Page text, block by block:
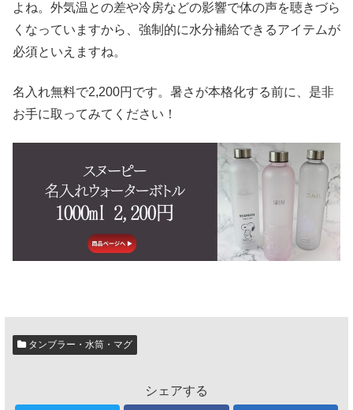
よね。外気温との差や冷房などの影響で体の声を聴きづら
くなっていますから、強制的に水分補給できるアイテムが
必須といえますね。
名入れ無料で2,200円です。暑さが本格化する前に、是非
お手に取ってみてください！
タンブラー・水筒・マグ
シェアする